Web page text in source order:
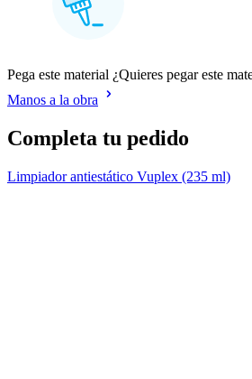
Pega este material ¿Quieres pegar este
Manos a la obra
Completa tu pedido
Limpiador antiestático Vuplex (235 ml)